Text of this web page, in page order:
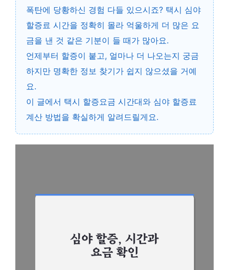
폭탄에 당황하신 경험 다들 있으시죠? 택시 심야
할증료 시간을 정확히 몰라 억울하게 더 많은 요
금을 낸 것 같은 기분이 들 때가 많아요.
언제부터 할증이 붙고, 얼마나 더 나오는지 궁금
하지만 명확한 정보 찾기가 쉽지 않으셨을 거예
요.
이 글에서 택시 할증요금 시간대와 심야 할증료
계산 방법을 확실하게 알려드릴게요.